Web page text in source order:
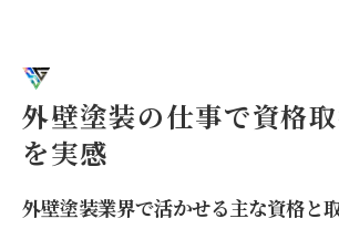
外壁塗装の仕事で資格
を実感
外壁塗装業界で活かせる主な資格と